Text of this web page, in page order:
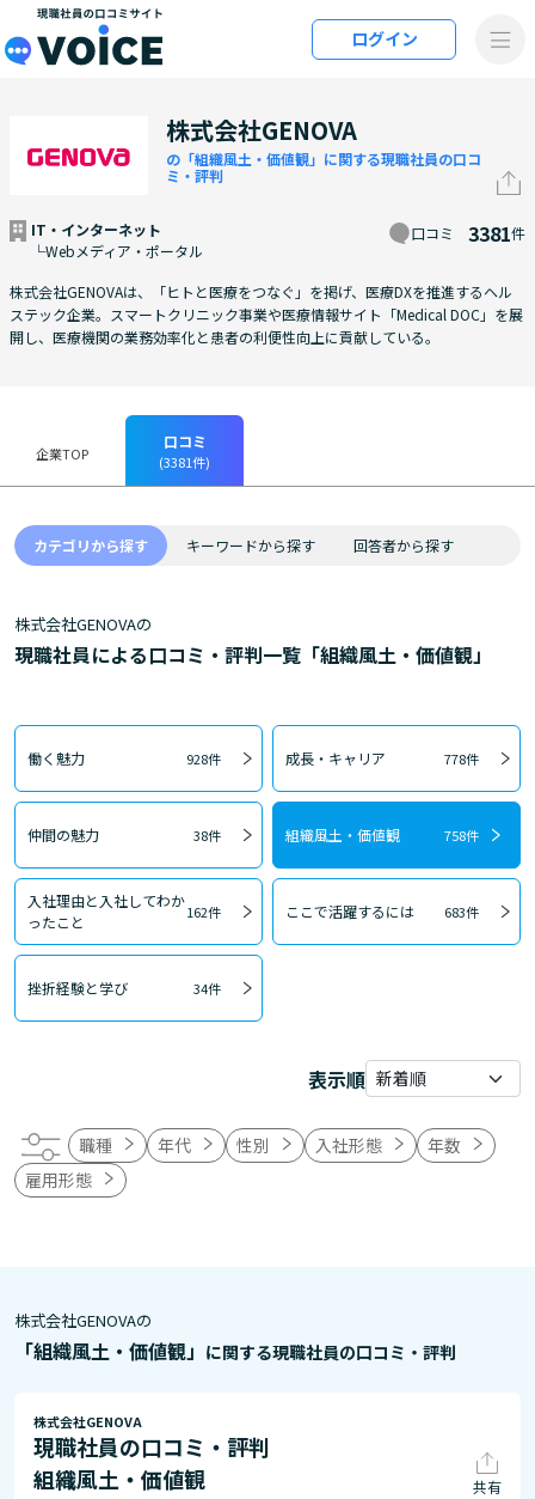
メインコンテンツにスキップ
ログイン
株式会社GENOVA
の「組織風土・価値観」に関する現職社員の口コ
ミ・評判
IT・インターネット
└Webメディア・ポータル
口コミ 3381件
株式会社GENOVAは、「ヒトと医療をつなぐ」を掲げ、医療DXを推進するヘル
ステック企業。スマートクリニック事業や医療情報サイト「Medical DOC」を展
開し、医療機関の業務効率化と患者の利便性向上に貢献している。
企業TOP
口コミ
(3381件)
カテゴリから探す キーワードから探す 回答者から探す
株式会社GENOVAの
現職社員による口コミ・評判一覧「組織風土・価値観」
働く魅力 928件 成長・キャリア 778件
仲間の魅力 38件 組織風土・価値観 758件
入社理由と入社してわか
ったこと
162件 ここで活躍するには 683件
挫折経験と学び 34件
表示順
職種 年代 性別 入社形態
年数
雇用形態
株式会社GENOVAの
「組織風土・価値観」 に関する現職社員の口コミ・評判
株式会社GENOVA
現職社員の口コミ・評判
組織風土・価値観
共有